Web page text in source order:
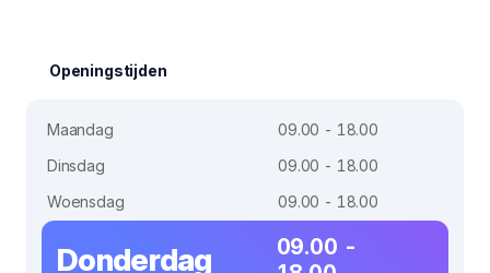
Openingstijden
Maandag
09.00 - 18.00
Dinsdag
09.00 - 18.00
Woensdag
09.00 - 18.00
Donderdag
09.00 -